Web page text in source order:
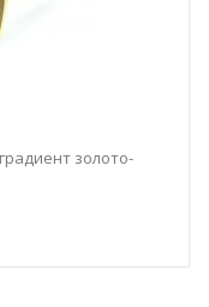
золото-